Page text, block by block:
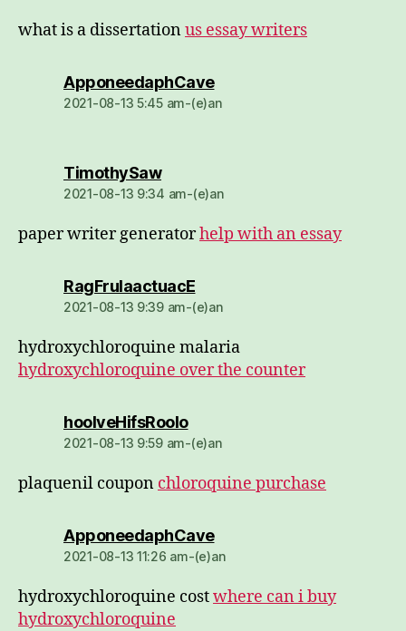
what is a dissertationus essay writers
ApponeedaphCavedio:
2021-08-13 5:45 am-(e)an
TimothySawdio:
2021-08-13 9:34 am-(e)an
paper writer generatorhelp with an essay
RagFrulaactuacEdio:
2021-08-13 9:39 am-(e)an
hydroxychloroquine malaria
hydroxychloroquine over the counter
hoolveHifsRoolodio:
2021-08-13 9:59 am-(e)an
plaquenil coupon chloroquine purchase
ApponeedaphCavedio:
2021-08-13 11:26 am-(e)an
hydroxychloroquine costwhere can i buy
hydroxychloroquine